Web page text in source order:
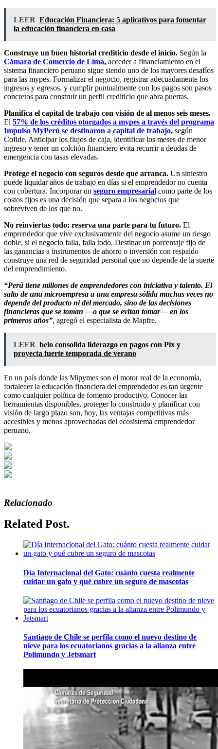
LEER Educación Financiera: 5 aplicativos para fomentar
la educación financiera en casa
Construye un buen historial crediticio desde el inicio. Según la
Cámara de Comercio de Lima, acceder a financiamiento en el
sistema financiero peruano sigue siendo uno de los mayores desafíos
para las mypes. Formalizar el negocio, registrar adecuadamente los
ingresos y egresos, y cumplir puntualmente con los pagos son pasos
concretos para construir un perfil crediticio que abra puertas.
Planifica el capital de trabajo con visión de al menos seis meses.
El 57% de los créditos otorgados a mypes a través del programa
Impulso MyPerú se destinaron a capital de trabajo, según
Cofide. Anticipar los flujos de caja, identificar los meses de menor
ingreso y tener un colchón financiero evita recurrir a deudas de
emergencia con tasas elevadas.
Protege el negocio con seguros desde que arranca. Un siniestro
puede liquidar años de trabajo en días si el emprendedor no cuenta
con cobertura. Incorporar un seguro empresarial como parte de los
costos fijos es una decisión que separa a los negocios que
sobreviven de los que no.
No reinviertas todo: reserva una parte para tu futuro. El
emprendedor que vive exclusivamente del negocio asume un riesgo
doble, si el negocio falla, falla todo. Destinar un porcentaje fijo de
las ganancias a instrumentos de ahorro o inversión con respaldo
construye una red de seguridad personal que no depende de la suerte
del emprendimiento.
“Perú tiene millones de emprendedores con iniciativa y talento. El
salto de una microempresa a una empresa sólida muchas veces no
depende del producto ni del mercado, sino de las decisiones
financieras que se toman —o que se evitan tomar— en los
primeros años”, agregó el especialista de Mapfre.
LEER belo consolida liderazgo en pagos con Pix y
proyecta fuerte temporada de verano
En un país donde las Mipymes son el motor real de la economía,
fortalecer la educación financiera del emprendedor es tan urgente
como cualquier política de fomento productivo. Conocer las
herramientas disponibles, proteger lo construido y planificar con
visión de largo plazo son, hoy, las ventajas competitivas más
accesibles y menos aprovechadas del ecosistema emprendedor
peruano.
Relacionado
Related Post.
Día Internacional del Gato: cuánto cuesta realmente
cuidar un gato y qué cubre un seguro de mascotas
Santiago de Chile se perfila como el nuevo destino de
nieve para los ecuatorianos gracias a la alianza entre
Polimundo y Jetsmart